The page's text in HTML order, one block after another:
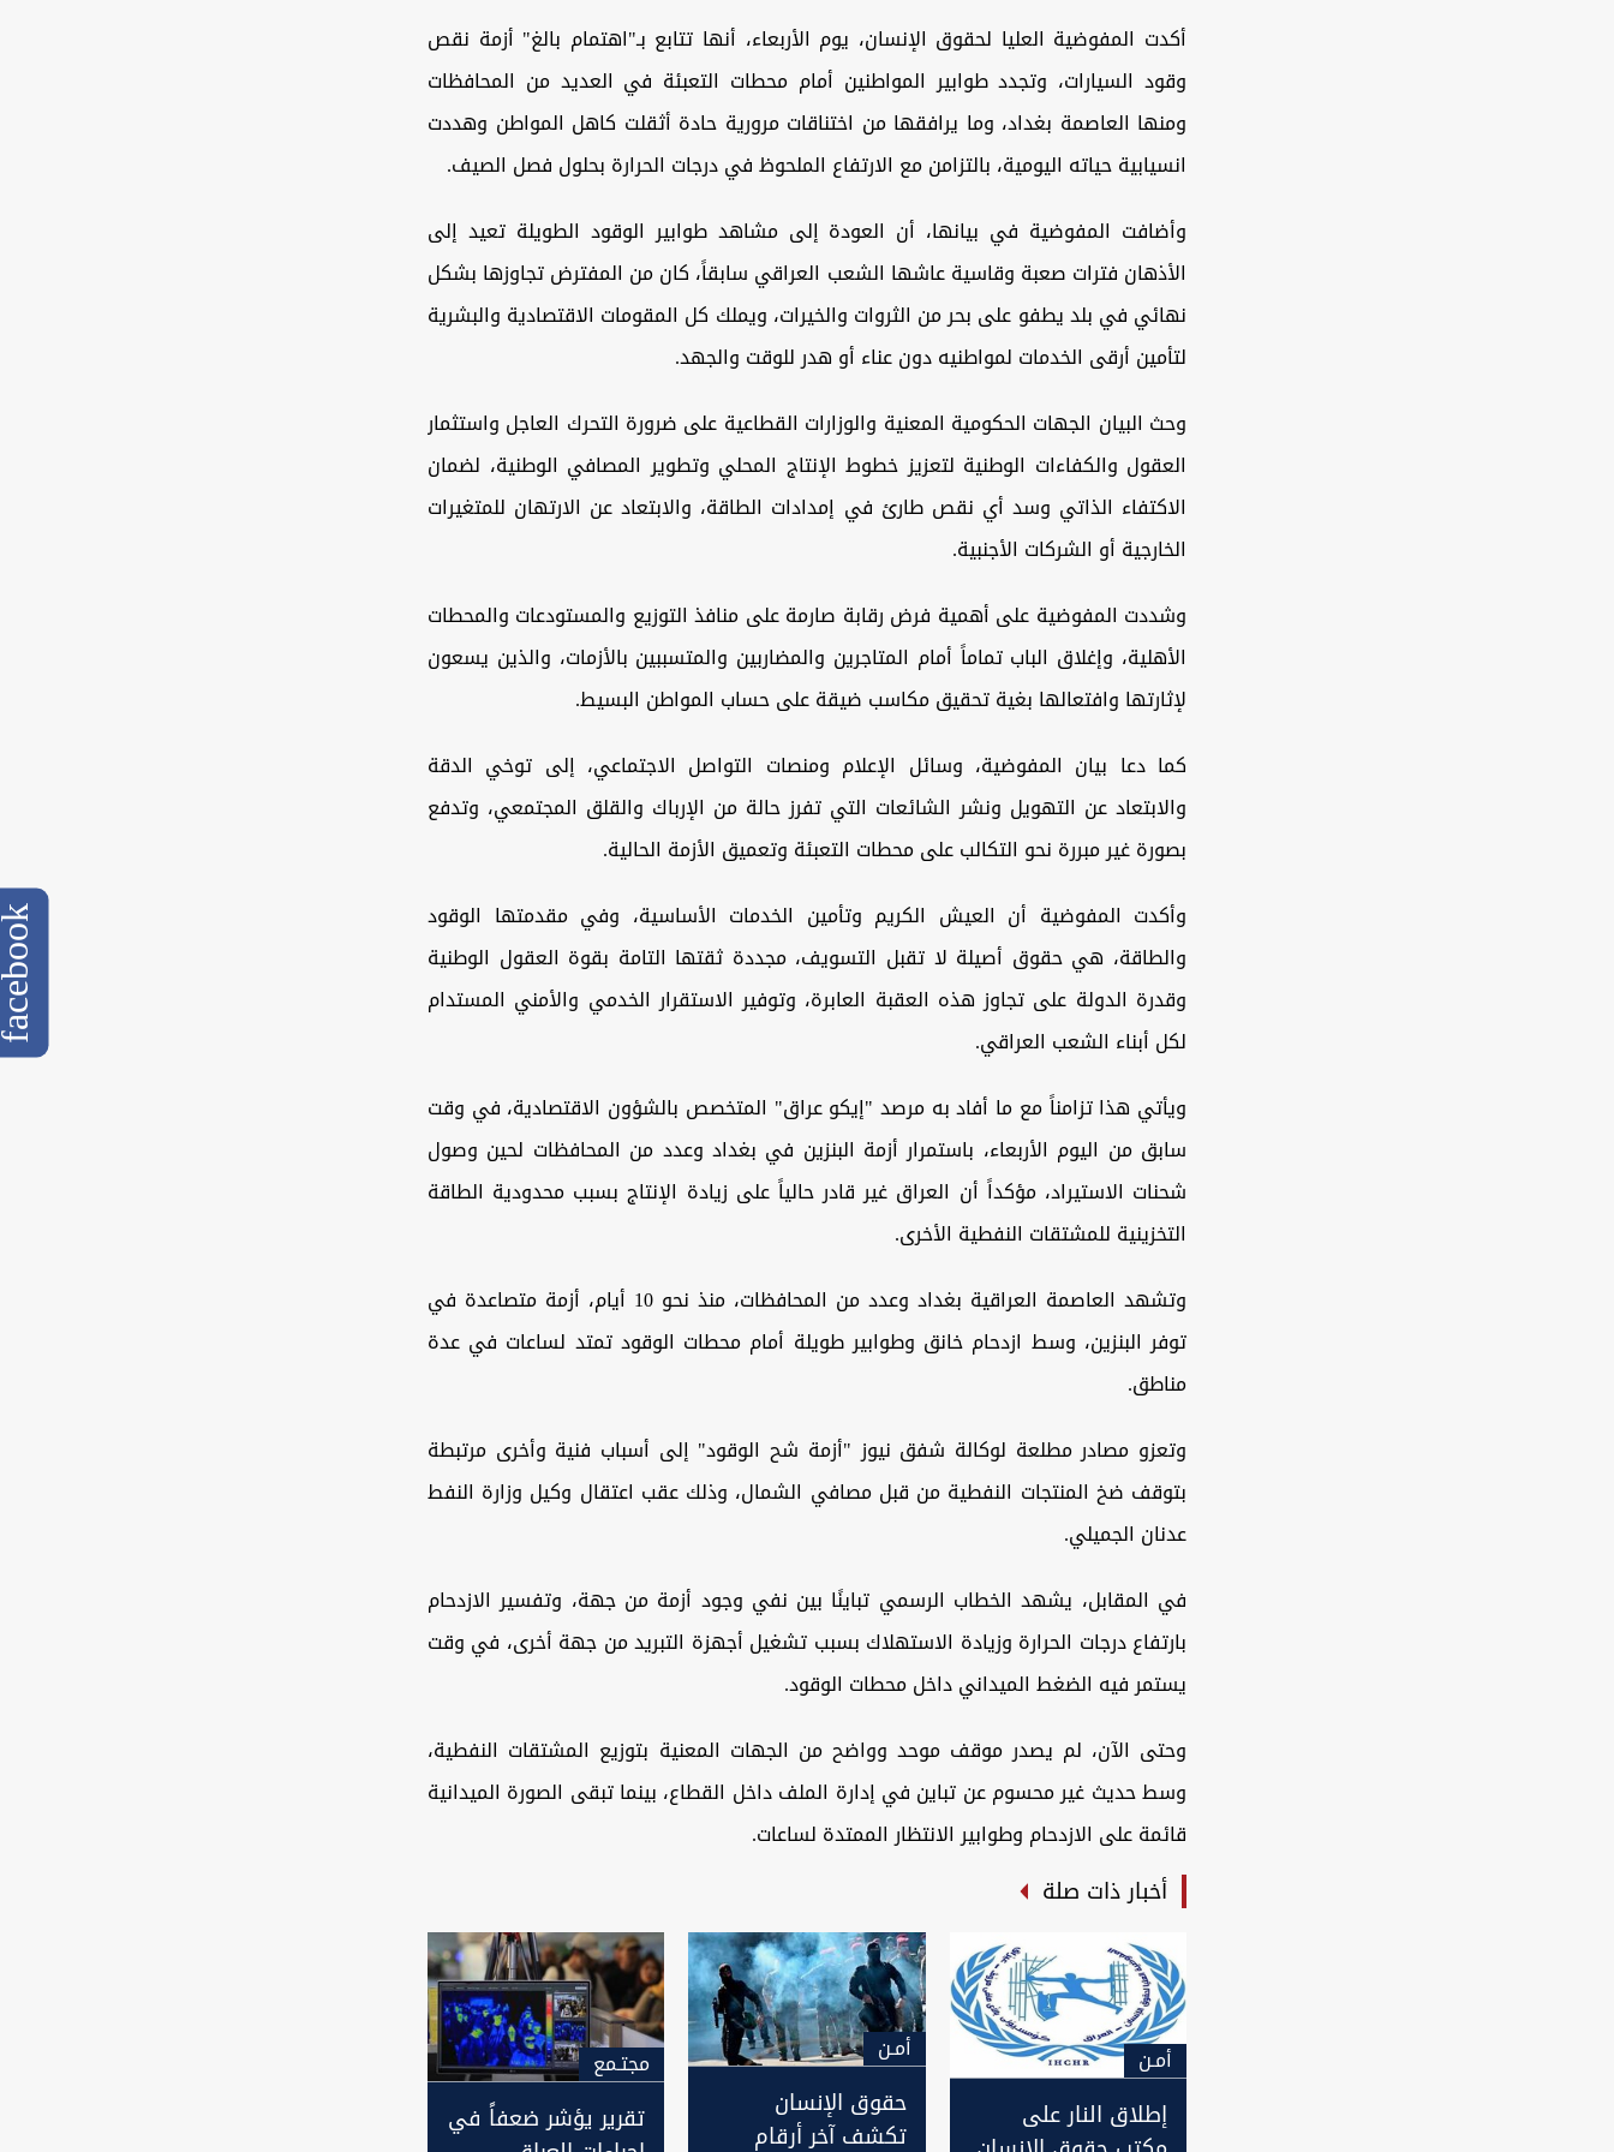
أكدت المفوضية العليا لحقوق الإنسان، يوم الأربعاء، أنها تتابع بـ"اهتمام بالغ" أزمة نقص
وقود السيارات، وتجدد طوابير المواطنين أمام محطات التعبئة في العديد من المحافظات
ومنها العاصمة بغداد، وما يرافقها من اختناقات مرورية حادة أثقلت كاهل المواطن وهددت
انسيابية حياته اليومية، بالتزامن مع الارتفاع الملحوظ في درجات الحرارة بحلول فصل الصيف.
وأضافت المفوضية في بيانها، أن العودة إلى مشاهد طوابير الوقود الطويلة تعيد إلى
الأذهان فترات صعبة وقاسية عاشها الشعب العراقي سابقاً، كان من المفترض تجاوزها بشكل
نهائي في بلد يطفو على بحر من الثروات والخيرات، ويملك كل المقومات الاقتصادية والبشرية
لتأمين أرقى الخدمات لمواطنيه دون عناء أو هدر للوقت والجهد.
وحث البيان الجهات الحكومية المعنية والوزارات القطاعية على ضرورة التحرك العاجل واستثمار
العقول والكفاءات الوطنية لتعزيز خطوط الإنتاج المحلي وتطوير المصافي الوطنية، لضمان
الاكتفاء الذاتي وسد أي نقص طارئ في إمدادات الطاقة، والابتعاد عن الارتهان للمتغيرات
الخارجية أو الشركات الأجنبية.
وشددت المفوضية على أهمية فرض رقابة صارمة على منافذ التوزيع والمستودعات والمحطات
الأهلية، وإغلاق الباب تماماً أمام المتاجرين والمضاربين والمتسببين بالأزمات، والذين يسعون
لإثارتها وافتعالها بغية تحقيق مكاسب ضيقة على حساب المواطن البسيط.
كما دعا بيان المفوضية، وسائل الإعلام ومنصات التواصل الاجتماعي، إلى توخي الدقة
والابتعاد عن التهويل ونشر الشائعات التي تفرز حالة من الإرباك والقلق المجتمعي، وتدفع
بصورة غير مبررة نحو التكالب على محطات التعبئة وتعميق الأزمة الحالية.
وأكدت المفوضية أن العيش الكريم وتأمين الخدمات الأساسية، وفي مقدمتها الوقود
والطاقة، هي حقوق أصيلة لا تقبل التسويف، مجددة ثقتها التامة بقوة العقول الوطنية
وقدرة الدولة على تجاوز هذه العقبة العابرة، وتوفير الاستقرار الخدمي والأمني المستدام
لكل أبناء الشعب العراقي.
ويأتي هذا تزامناً مع ما أفاد به مرصد "إيكو عراق" المتخصص بالشؤون الاقتصادية، في وقت
سابق من اليوم الأربعاء، باستمرار أزمة البنزين في بغداد وعدد من المحافظات لحين وصول
شحنات الاستيراد، مؤكداً أن العراق غير قادر حالياً على زيادة الإنتاج بسبب محدودية الطاقة
التخزينية للمشتقات النفطية الأخرى.
وتشهد العاصمة العراقية بغداد وعدد من المحافظات، منذ نحو 10 أيام، أزمة متصاعدة في
توفر البنزين، وسط ازدحام خانق وطوابير طويلة أمام محطات الوقود تمتد لساعات في عدة
مناطق.
وتعزو مصادر مطلعة لوكالة شفق نيوز "أزمة شح الوقود" إلى أسباب فنية وأخرى مرتبطة
بتوقف ضخ المنتجات النفطية من قبل مصافي الشمال، وذلك عقب اعتقال وكيل وزارة النفط
عدنان الجميلي.
في المقابل، يشهد الخطاب الرسمي تباينًا بين نفي وجود أزمة من جهة، وتفسير الازدحام
بارتفاع درجات الحرارة وزيادة الاستهلاك بسبب تشغيل أجهزة التبريد من جهة أخرى، في وقت
يستمر فيه الضغط الميداني داخل محطات الوقود.
وحتى الآن، لم يصدر موقف موحد وواضح من الجهات المعنية بتوزيع المشتقات النفطية،
وسط حديث غير محسوم عن تباين في إدارة الملف داخل القطاع، بينما تبقى الصورة الميدانية
قائمة على الازدحام وطوابير الانتظار الممتدة لساعات.
أخبار ذات صلة
أمـن
إطلاق النار على
أمـن
حقوق الإنسان
تكشف آخر أرقام
مجتـمع
تقرير يؤشر ضعفاً في